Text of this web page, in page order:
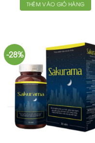
THÊM VÀO GIỎ HÀNG
-28%